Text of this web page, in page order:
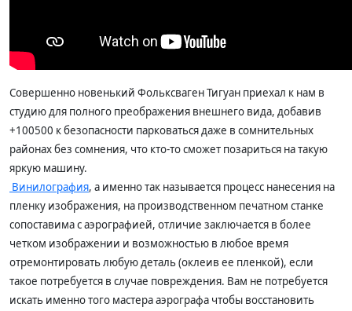
Совершенно новенький Фольксваген Тигуан приехал к нам в
студию для полного преображения внешнего вида, добавив
+100500 к безопасности парковаться даже в сомнительных
районах без сомнения, что кто-то сможет позариться на такую
яркую машину.
Винилография, а именно так называется процесс нанесения на
пленку изображения, на производственном печатном станке
сопоставима с аэрографией, отличие заключается в более
четком изображении и возможностью в любое время
отремонтировать любую деталь (оклеив ее пленкой), если
такое потребуется в случае повреждения. Вам не потребуется
искать именно того мастера аэрографа чтобы восстановить